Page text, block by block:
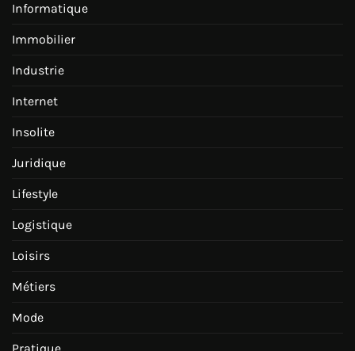
Informatique
Immobilier
Industrie
Internet
Insolite
Juridique
Lifestyle
Logistique
Loisirs
Métiers
Mode